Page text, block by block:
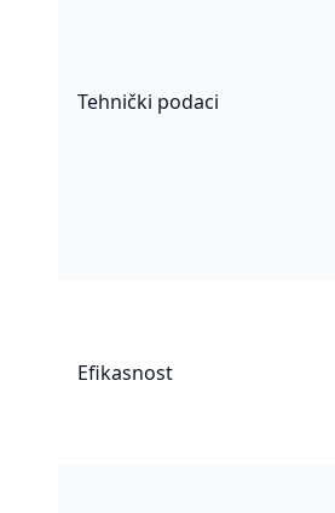
Tehnički podaci
Efikasnost